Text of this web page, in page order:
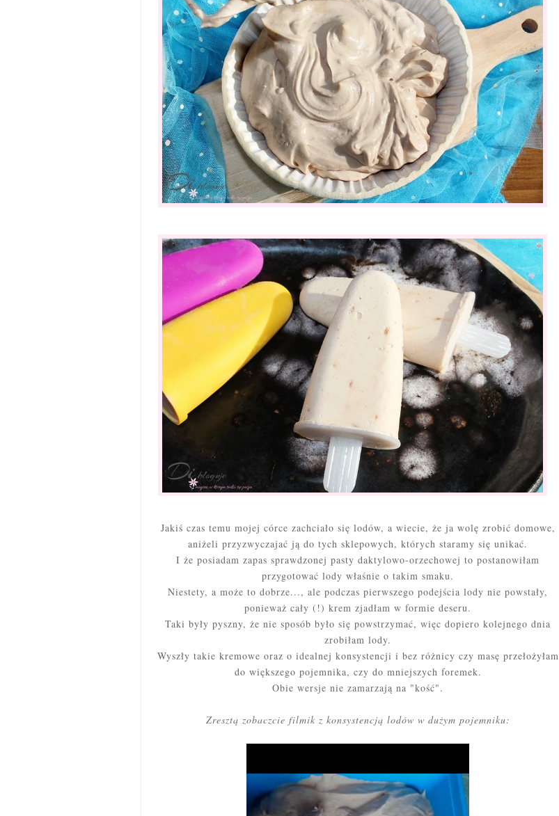
Jakiś czas temu mojej córce zachciało się lodów, a wiecie, że ja wolę zrobić domowe,
aniżeli przyzwyczajać ją do tych sklepowych, których staramy się unikać.
I że posiadam zapas sprawdzonej pasty daktylowo-orzechowej to postanowiłam
przygotować lody właśnie o takim smaku.
Niestety, a może to dobrze..., ale podczas pierwszego podejścia lody nie powstały,
ponieważ cały (!) krem zjadłam w formie deseru.
Taki były pyszny, że nie sposób było się powstrzymać, więc dopiero kolejnego dnia
zrobiłam lody.
Wyszły takie kremowe oraz o idealnej konsystencji i bez różnicy czy masę przełożyłam
do większego pojemnika, czy do mniejszych foremek.
Obie wersje nie zamarzają na "kość".
Zresztą zobaczcie filmik z konsystencją lodów w dużym pojemniku: